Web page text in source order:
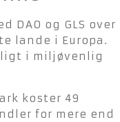
DAO og GLS over
lande i Europa.
i miljøvenlig
koster 49
for mere end